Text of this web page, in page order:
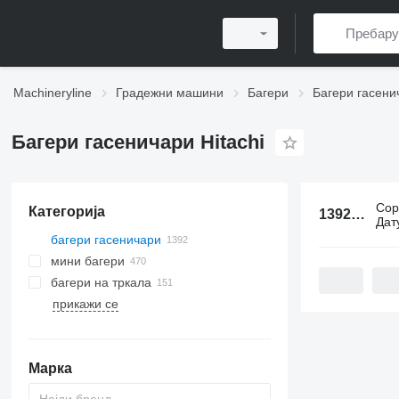
Machineryline Градежни машини Багери Багери
Багери гасеничари Hitachi
Категорија
багери гасеничари
мини багери
багери на тркала
прикажи се
Марка
1392 огласа: